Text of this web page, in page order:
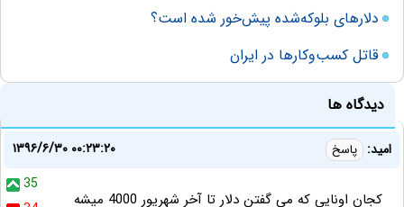
دلارهای بلوکه‌شده ‌پیش‌خور‌ شده است؟
قاتل کسب‌وکارها در ایران
دیدگاه ها
امید: پاسخ
۱۳۹۶/۶/۳۰ ۰۰:۲۳:۲۰
35
کجان اونایی که می گفتن دلار تا آخر شهریور 4000 میشه